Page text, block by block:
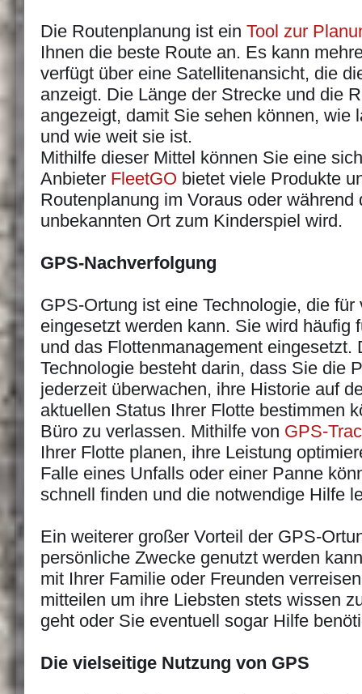
Die Routenplanung ist ein Tool zur
Ihnen die beste Route an. Es kann
verfügt über eine Satellitenansicht, die
anzeigt. Die Länge der Strecke und die
angezeigt, damit Sie sehen können, wie
und wie weit sie ist.
Mithilfe dieser Mittel können Sie eine
Anbieter FleetGO bietet viele Produkte
Routenplanung im Voraus oder
unbekannten Ort zum Kinderspiel wird.
GPS-Nachverfolgung
GPS-Ortung ist eine Technologie, die
eingesetzt werden kann. Sie wird häufig
und das Flottenmanagement eingesetzt.
Technologie besteht darin, dass Sie die
jederzeit überwachen, ihre Historie auf
aktuellen Status Ihrer Flotte bestimmen
Büro zu verlassen. Mithilfe von GPS-
Ihrer Flotte planen, ihre Leistung
Falle eines Unfalls oder einer Panne
schnell finden und die notwendige Hilfe
Ein weiterer großer Vorteil der GPS-
persönliche Zwecke genutzt werden
mit Ihrer Familie oder Freunden
mitteilen um ihre Liebsten stets wissen
geht oder Sie eventuell sogar Hilfe
Die vielseitige Nutzung von GPS